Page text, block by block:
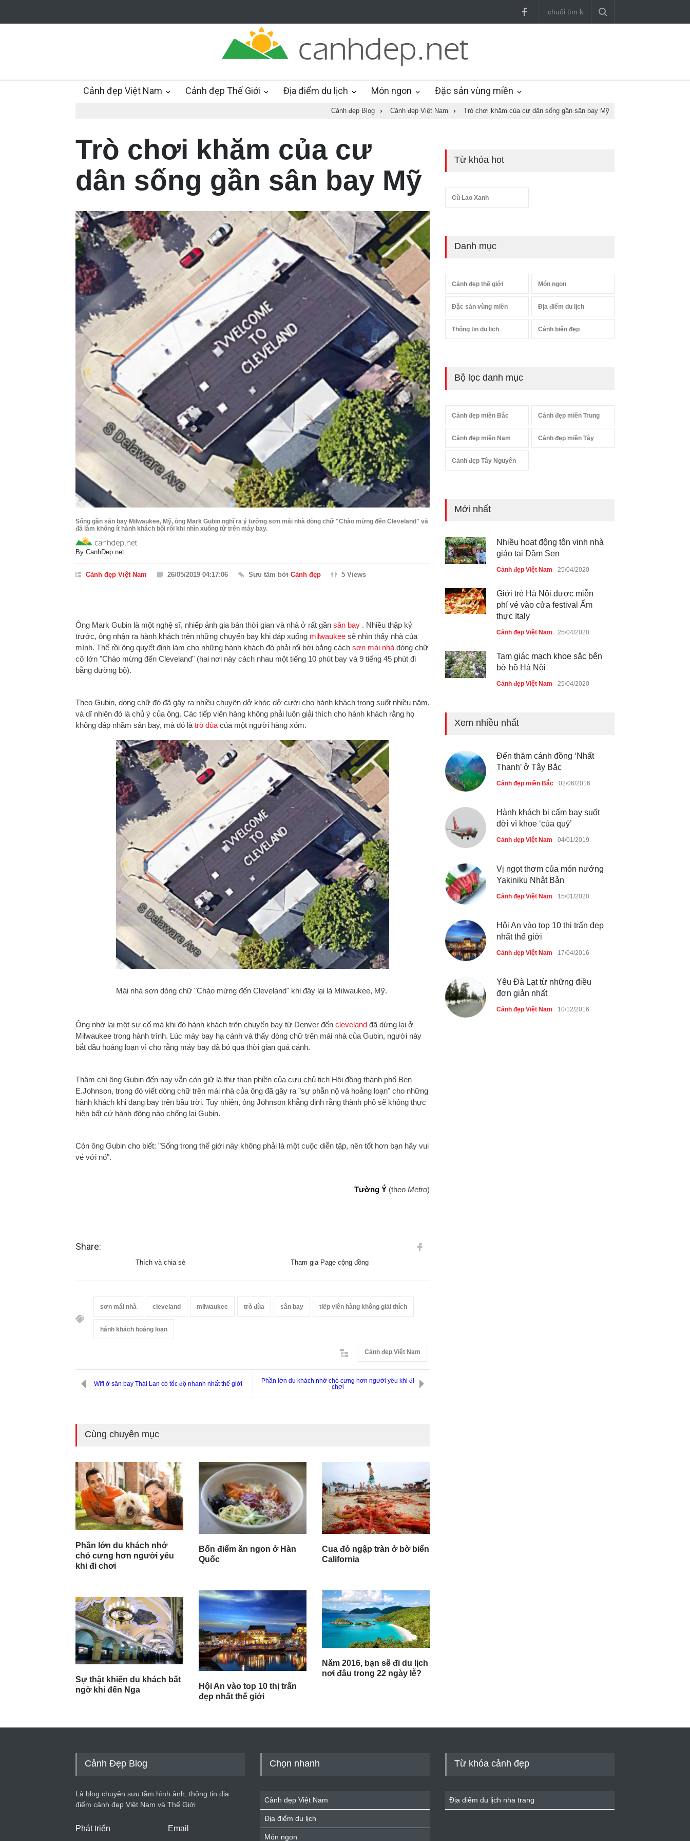
Cảnh đẹp Việt Nam Cảnh đẹp Thế Giới Địa điểm du lịch Món ngon Đặc sản vùng miền
Cảnh đẹp Blog › Cảnh đẹp Việt Nam › Trò chơi khăm của cư dân sống gần sân bay Mỹ
Trò chơi khăm của cư
dân sống gần sân bay Mỹ
Sống gần sân bay Milwaukee, Mỹ, ông Mark Gubin nghĩ ra ý tưởng sơn mái nhà dòng chữ "Chào mừng đến Cleveland" và
đã làm không ít hành khách bối rối khi nhìn xuống từ trên máy bay.
By CanhDep.net
Cảnh đẹp Việt Nam 26/05/2019 04:17:06 Sưu tầm bởi Cảnh đẹp 5 Views
Ông Mark Gubin là một nghệ sĩ, nhiếp ảnh gia bán thời gian và nhà ở rất gần sân bay . Nhiều thập kỷ
trước, ông nhận ra hành khách trên những chuyến bay khi đáp xuống milwaukee sẽ nhìn thấy nhà của
mình. Thế rồi ông quyết định làm cho những hành khách đó phải rối bời bằng cách sơn mái nhà dòng chữ
cỡ lớn "Chào mừng đến Cleveland" (hai nơi này cách nhau một tiếng 10 phút bay và 9 tiếng 45 phút đi
bằng đường bộ).
Theo Gubin, dòng chữ đó đã gây ra nhiều chuyện dở khóc dở cười cho hành khách trong suốt nhiều năm,
và dĩ nhiên đó là chủ ý của ông. Các tiếp viên hàng không phải luôn giải thích cho hành khách rằng họ
không đáp nhầm sân bay, mà đó là trò đùa của một người hàng xóm.
Mái nhà sơn dòng chữ "Chào mừng đến Cleveland" khi đây lại là Milwaukee, Mỹ.
Ông nhớ lại một sự cố mà khi đó hành khách trên chuyến bay từ Denver đến cleveland đã dừng lại ở
Milwaukee trong hành trình. Lúc máy bay hạ cánh và thấy dòng chữ trên mái nhà của Gubin, người này
bắt đầu hoảng loạn vì cho rằng máy bay đã bỏ qua thời gian quá cảnh.
Thậm chí ông Gubin đến nay vẫn còn giữ lá thư than phiền của cựu chủ tịch Hội đồng thành phố Ben
E.Johnson, trong đó viết dòng chữ trên mái nhà của ông đã gây ra "sự phẫn nộ và hoảng loạn" cho những
hành khách khi đang bay trên bầu trời. Tuy nhiên, ông Johnson khẳng định rằng thành phố sẽ không thực
hiện bất cứ hành động nào chống lại Gubin.
Còn ông Gubin cho biết: "Sống trong thế giới này không phải là một cuộc diễn tập, nên tốt hơn bạn hãy vui
vẻ với nó".
Tường Ý (theo Metro)
Share:
Thích và chia sẻ Tham gia Page cộng đồng
sơn mái nhà cleveland milwaukee trò đùa sân bay tiếp viên hàng không giải thích
hành khách hoảng loạn
Cảnh đẹp Việt Nam
Wifi ở sân bay Thái Lan có tốc độ nhanh nhất thế giới
Phần lớn du khách nhớ chó cưng hơn người yêu khi đi
chơi
Cùng chuyên mục
Phần lớn du khách nhớ
chó cưng hơn người yêu
khi đi chơi
Sự thật khiến du khách bất
ngờ khi đến Nga
Bốn điểm ăn ngon ở Hàn
Quốc
Hội An vào top 10 thị trấn
đẹp nhất thế giới
Cua đỏ ngập tràn ở bờ biển
California
Năm 2016, bạn sẽ đi du lịch
nơi đâu trong 22 ngày lễ?
Từ khóa hot
Cù Lao Xanh
Danh mục
Cảnh đẹp thế giới Món ngon
Đặc sản vùng miền Địa điểm du lịch
Thông tin du lịch Cảnh biển đẹp
Bộ lọc danh mục
Cảnh đẹp miền Bắc Cảnh đẹp miền Trung
Cảnh đẹp miền Nam Cảnh đẹp miền Tây
Cảnh đẹp Tây Nguyên
Mới nhất
Nhiều hoạt động tôn vinh nhà
giáo tại Đầm Sen
Cảnh đẹp Việt Nam 25/04/2020
Giới trẻ Hà Nội được miễn
phí vé vào cửa festival Ẩm
thực Italy
Cảnh đẹp Việt Nam 25/04/2020
Tam giác mạch khoe sắc bên
bờ hồ Hà Nội
Cảnh đẹp Việt Nam 25/04/2020
du lịch quốc gia
Những món ăn đồng quê dân
dã ở Sài Gòn
Cảnh đẹp Việt Nam 25/04/2020
Xem nhiều nhất
Đến thăm cánh đồng ‘Nhất
Thanh’ ở Tây Bắc
Cảnh đẹp miền Bắc 02/06/2016
Hành khách bị cấm bay suốt
đời vì khoe ‘của quý’
Cảnh đẹp Việt Nam 04/01/2019
Vị ngọt thơm của món nướng
Yakiniku Nhật Bản
Cảnh đẹp Việt Nam 15/01/2020
Hội An vào top 10 thị trấn đẹp
nhất thế giới
Cảnh đẹp Việt Nam 17/04/2016
Yêu Đà Lạt từ những điều
đơn giản nhất
Cảnh đẹp Việt Nam 10/12/2016
Cảnh Đẹp Blog
Là blog chuyên sưu tầm hình ảnh, thông tin địa
điểm cảnh đẹp Việt Nam và Thế Giới
Phát triển Email
Chọn nhanh
Cảnh đẹp Việt Nam
Địa điểm du lịch
Món ngon
Từ khóa cảnh đẹp
Địa điểm du lịch nha trang